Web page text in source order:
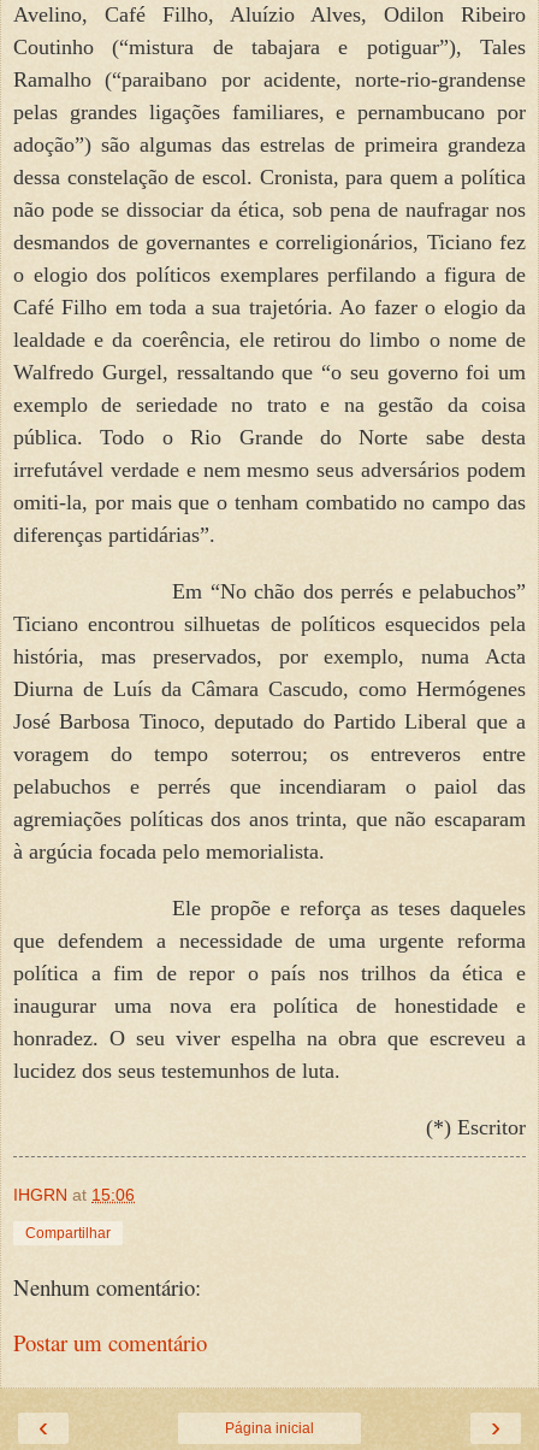
Avelino, Café Filho, Aluízio Alves, Odilon Ribeiro
Coutinho (“mistura de tabajara e potiguar”), Tales
Ramalho (“paraibano por acidente, norte-rio-grandense
pelas grandes ligações familiares, e pernambucano por
adoção”) são algumas das estrelas de primeira grandeza
dessa constelação de escol. Cronista, para quem a política
não pode se dissociar da ética, sob pena de naufragar nos
desmandos de governantes e correligionários, Ticiano fez
o elogio dos políticos exemplares perfilando a figura de
Café Filho em toda a sua trajetória. Ao fazer o elogio da
lealdade e da coerência, ele retirou do limbo o nome de
Walfredo Gurgel, ressaltando que “o seu governo foi um
exemplo de seriedade no trato e na gestão da coisa
pública. Todo o Rio Grande do Norte sabe desta
irrefutável verdade e nem mesmo seus adversários podem
omiti-la, por mais que o tenham combatido no campo das
diferenças partidárias”.
Em “No chão dos perrés e pelabuchos”
Ticiano encontrou silhuetas de políticos esquecidos pela
história, mas preservados, por exemplo, numa Acta
Diurna de Luís da Câmara Cascudo, como Hermógenes
José Barbosa Tinoco, deputado do Partido Liberal que a
voragem do tempo soterrou; os entreveros entre
pelabuchos e perrés que incendiaram o paiol das
agremiações políticas dos anos trinta, que não escaparam
à argúcia focada pelo memorialista.
Ele propõe e reforça as teses daqueles
que defendem a necessidade de uma urgente reforma
política a fim de repor o país nos trilhos da ética e
inaugurar uma nova era política de honestidade e
honradez. O seu viver espelha na obra que escreveu a
lucidez dos seus testemunhos de luta.
(*) Escritor
IHGRN at 15:06
Compartilhar
Nenhum comentário:
Postar um comentário
‹ ›
Página inicial